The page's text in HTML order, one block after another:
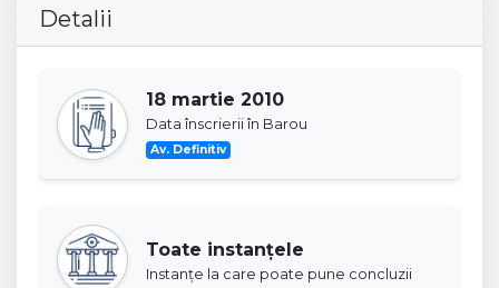
Detalii
18 martie 2010
Data înscrierii în Barou
Av. Definitiv
Toate instanţele
Instanţe la care poate pune concluzii